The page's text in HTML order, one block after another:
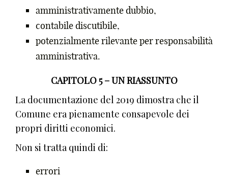
amministrativamente dubbio,
contabile discutibile,
potenzialmente rilevante per responsabilità
amministrativa.
CAPITOLO 5 – UN RIASSUNTO
La documentazione del 2019 dimostra che il
Comune era pienamente consapevole dei
propri diritti economici.
Non si tratta quindi di:
errori